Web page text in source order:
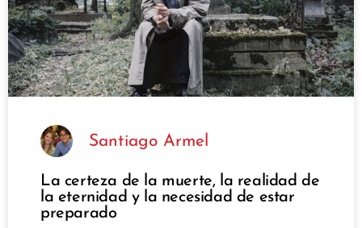
Santiago Armel
La certeza de la muerte, la realidad de
la eternidad y la necesidad de estar
preparado